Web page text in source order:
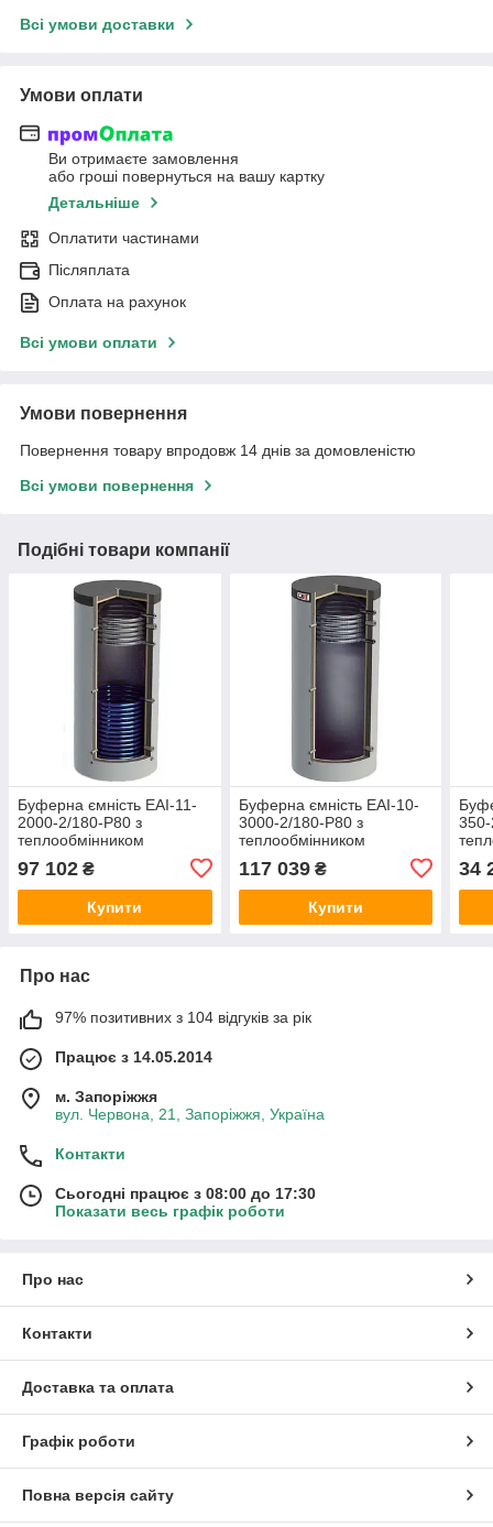
Всі умови доставки
Умови оплати
Ви отримаєте замовлення
або гроші повернуться на вашу картку
Детальніше
Оплатити частинами
Післяплата
Оплата на рахунок
Всі умови оплати
Умови повернення
Повернення товару впродовж 14 днів за домовленістю
Всі умови повернення
Подібні товари компанії
Буферна ємність ЕАІ-11-
2000-2/180-P80 з
теплообмінником
97 102 ₴
Купити
Буферна ємність ЕАІ-10-
3000-2/180-P80 з
теплообмінником
117 039₴
Купити
34
Про нас
97% позитивних з 104 відгуків за рік
Працює з 14.05.2014
м. Запоріжжя
вул. Червона, 21, Запоріжжя, Україна
Контакти
Сьогодні працює з 08:00 до 17:30
Показати весь графік роботи
Про нас
Контакти
Доставка та оплата
Графік роботи
Повна версія сайту